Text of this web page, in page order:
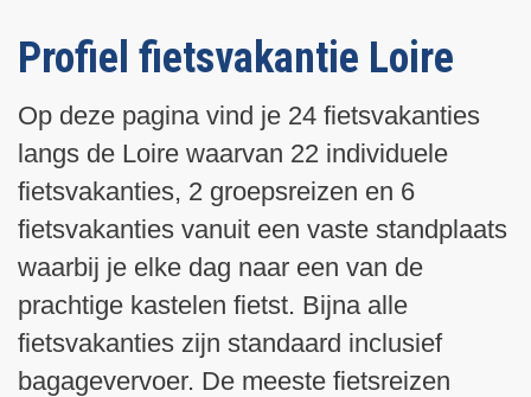
g
e
d
e
p
a
g
i
n
a
t
s
e
p
a
g
n
a
Profiel fietsvakantie Loire
Op deze pagina vind je 24 fietsvakanties
langs de Loire waarvan 22 individuele
fietsvakanties, 2 groepsreizen en 6
fietsvakanties vanuit een vaste standplaats
waarbij je elke dag naar een van de
prachtige kastelen fietst. Bijna alle
fietsvakanties zijn standaard inclusief
bagagevervoer. De meeste fietsreizen